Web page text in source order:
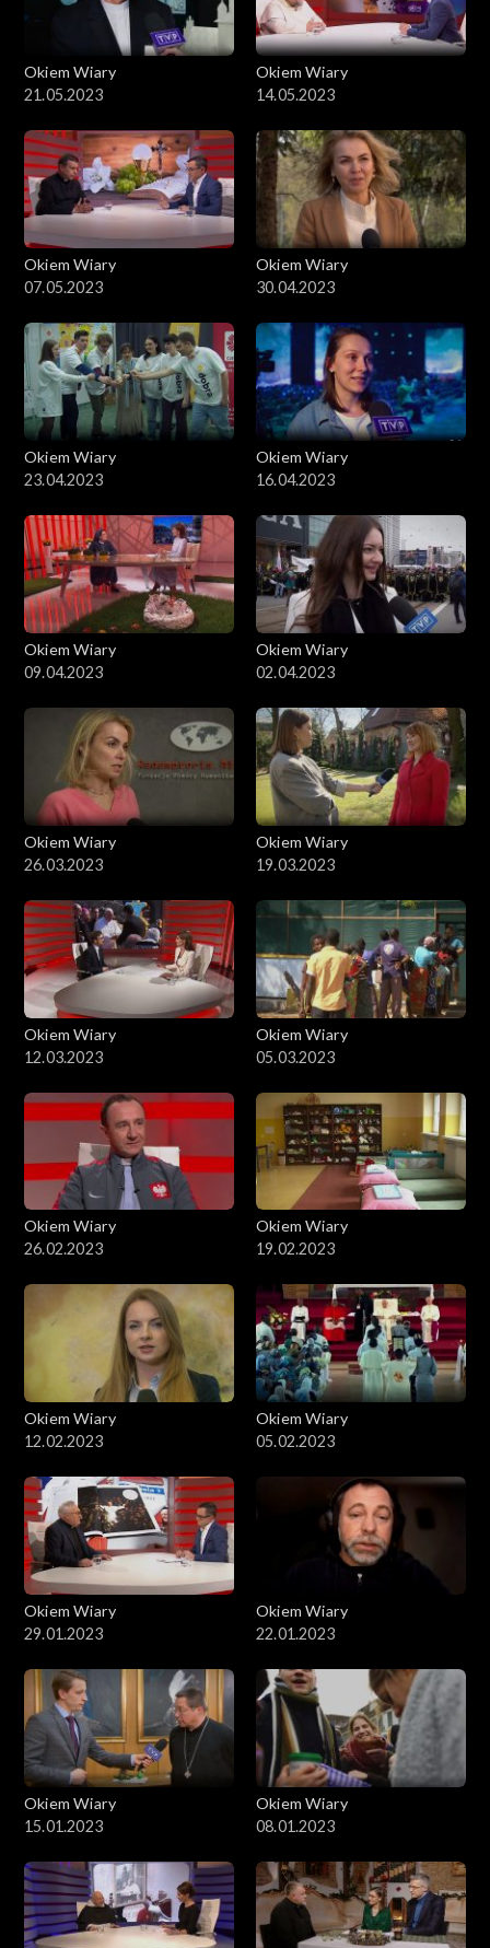
Okiem Wiary
21.05.2023
Okiem Wiary
14.05.2023
Okiem Wiary
07.05.2023
Okiem Wiary
30.04.2023
Okiem Wiary
23.04.2023
Okiem Wiary
16.04.2023
Okiem Wiary
09.04.2023
Okiem Wiary
02.04.2023
Okiem Wiary
26.03.2023
Okiem Wiary
19.03.2023
Okiem Wiary
12.03.2023
Okiem Wiary
05.03.2023
Okiem Wiary
26.02.2023
Okiem Wiary
19.02.2023
Okiem Wiary
12.02.2023
Okiem Wiary
05.02.2023
Okiem Wiary
29.01.2023
Okiem Wiary
22.01.2023
Okiem Wiary
15.01.2023
Okiem Wiary
08.01.2023